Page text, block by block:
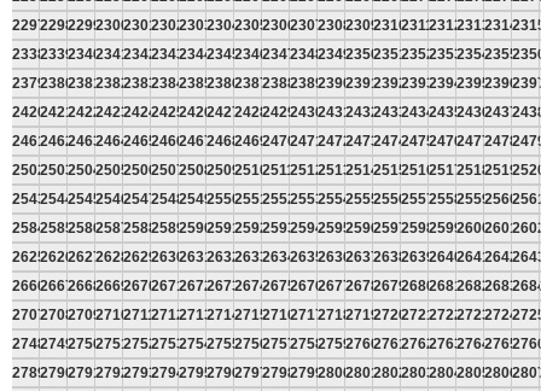
229722982299230023012302230323042305230623072308230923102311231223132314
233823392340234123422343234423452346234723482349235023512352235323542355
237923802381238223832384238523862387238823892390239123922393239423952396
242024212422242324242425242624272428242924302431243224332434243524362437
246124622463246424652466246724682469247024712472247324742475247624772478
250225032504250525062507250825092510251125122513251425152516251725182519
254325442545254625472548254925502551255225532554255525562557255825592560
258425852586258725882589259025912592259325942595259625972598259926002601
262526262627262826292630263126322633263426352636263726382639264026412642
266626672668266926702671267226732674267526762677267826792680268126822683
270727082709271027112712271327142715271627172718271927202721272227232724
274827492750275127522753275427552756275727582759276027612762276327642765
278927902791279227932794279527962797279827992800280128022803280428052806